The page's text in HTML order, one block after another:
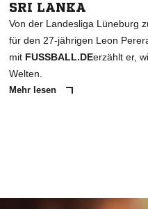
SRI LANKA
Von der Landesliga Lüneburg
für den 27-jährigen Leon
mit FUSSBALL.DEerzählt er,
Welten.
Mehr lesen